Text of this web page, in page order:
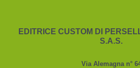
EDITRICE CUSTOM DI
S.A.S.
Via Alemagna n°